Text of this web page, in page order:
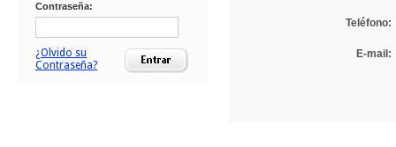
Contraseña:
¿Olvido su
Contraseña?
Teléfono:
E-mail: